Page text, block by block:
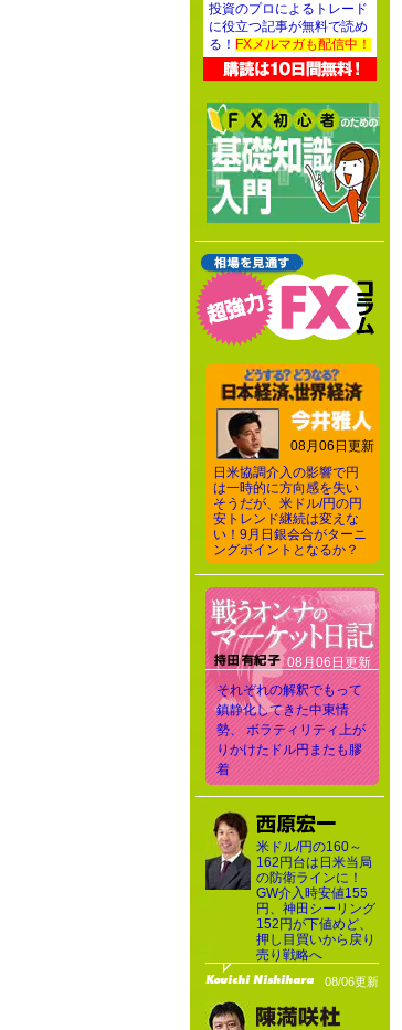
投資のプロによるトレード
に役立つ記事が無料で読め
る！ FXメルマガも配信中！
08月06日更新
日米協調介入の影響で円
は一時的に方向感を失い
そうだが、米ドル/円の円
安トレンド継続は変えな
い！9月日銀会合がターニ
ングポイントとなるか？
08月06日更新
それぞれの解釈でもって
鎮静化してきた中東情
勢、 ボラティリティ上が
りかけたドル円またも膠
着
米ドル/円の160～
162円台は日米当局
の防衛ラインに！
GW介入時安値155
円、神田シーリング
152円が下値めど、
押し目買いから戻り
売り戦略へ
08/06更新